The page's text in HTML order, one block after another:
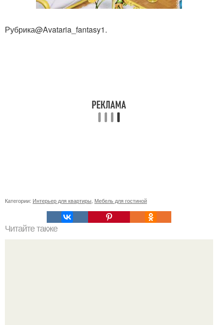
Рубрика@Avataria_fantasy1.
Категории: Интерьер для квартиры Мебель для гостиной
Читайте также